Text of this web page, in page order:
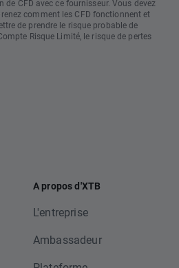
CFD avec ce fournisseur. Vous devez
comment les CFD fonctionnent et
de prendre le risque probable de
Risque Limité, le risque de pertes
A propos d'XTB
L'entreprise
Ambassadeur